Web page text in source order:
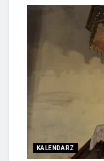
KALENDARZ